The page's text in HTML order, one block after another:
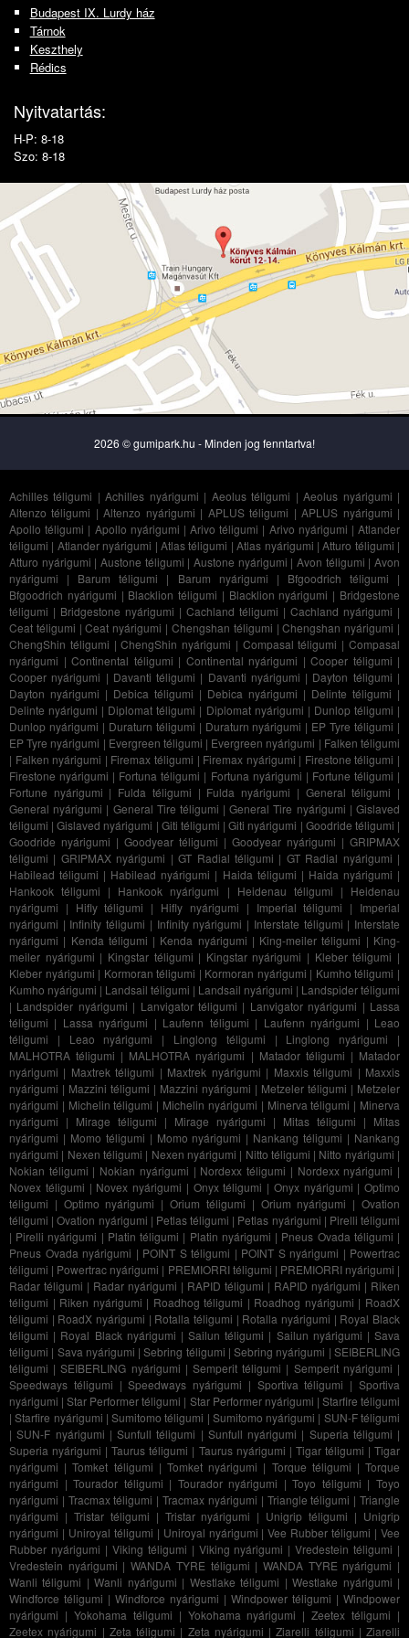
Budapest IX. Lurdy ház
Tárnok
Keszthely
Rédics
Nyitvatartás:
H-P: 8-18
Szo: 8-18
2026 © gumipark.hu - Minden jog fenntartva!
Achilles téligumi |Achilles nyárigumi | Aeolus téligumi |Aeolus nyárigumi |
Altenzo téligumi |Altenzo nyárigumi | APLUS téligumi |APLUS nyárigumi |
Apollo téligumi | Apollo nyárigumi |Arivo téligumi | Arivo nyárigumi |Atlander
téligumi | Atlander nyárigumi | Atlas téligumi |Atlas nyárigumi |Atturo téligumi |
Atturo nyárigumi |Austone téligumi |Austone nyárigumi |Avon téligumi |Avon
nyárigumi | Barum téligumi | Barum nyárigumi | Bfgoodrich téligumi |
Bfgoodrich nyárigumi | Blacklion téligumi | Blacklion nyárigumi | Bridgestone
téligumi | Bridgestone nyárigumi | Cachland téligumi | Cachland nyárigumi |
Ceat téligumi |Ceat nyárigumi | Chengshan téligumi |Chengshan nyárigumi |
ChengShin téligumi |ChengShin nyárigumi | Compasal téligumi |Compasal
nyárigumi | Continental téligumi | Continental nyárigumi | Cooper téligumi |
Cooper nyárigumi | Davanti téligumi | Davanti nyárigumi | Dayton téligumi |
Dayton nyárigumi | Debica téligumi | Debica nyárigumi | Delinte téligumi |
Delinte nyárigumi | Diplomat téligumi | Diplomat nyárigumi | Dunlop téligumi |
Dunlop nyárigumi | Duraturn téligumi | Duraturn nyárigumi | EP Tyre téligumi |
EP Tyre nyárigumi | Evergreen téligumi | Evergreen nyárigumi | Falken téligumi
| Falken nyárigumi | Firemax téligumi | Firemax nyárigumi | Firestone téligumi |
Firestone nyárigumi | Fortuna téligumi | Fortuna nyárigumi | Fortune téligumi |
Fortune nyárigumi | Fulda téligumi | Fulda nyárigumi | General téligumi |
General nyárigumi | General Tire téligumi |General Tire nyárigumi |Gislaved
téligumi |Gislaved nyárigumi | Giti téligumi |Giti nyárigumi | Goodride téligumi |
Goodride nyárigumi | Goodyear téligumi | Goodyear nyárigumi | GRIPMAX
téligumi | GRIPMAX nyárigumi |GT Radial téligumi | GT Radial nyárigumi |
Habilead téligumi | Habilead nyárigumi | Haida téligumi | Haida nyárigumi |
Hankook téligumi | Hankook nyárigumi | Heidenau téligumi | Heidenau
nyárigumi | Hifly téligumi | Hifly nyárigumi | Imperial téligumi | Imperial
nyárigumi | Infinity téligumi | Infinity nyárigumi | Interstate téligumi | Interstate
nyárigumi | Kenda téligumi | Kenda nyárigumi | King-meiler téligumi | King-
meiler nyárigumi | Kingstar téligumi | Kingstar nyárigumi | Kleber téligumi |
Kleber nyárigumi | Kormoran téligumi | Kormoran nyárigumi | Kumho téligumi |
Kumho nyárigumi | Landsail téligumi | Landsail nyárigumi | Landspider téligumi
| Landspider nyárigumi | Lanvigator téligumi | Lanvigator nyárigumi | Lassa
téligumi | Lassa nyárigumi | Laufenn téligumi | Laufenn nyárigumi | Leao
téligumi | Leao nyárigumi | Linglong téligumi | Linglong nyárigumi |
MALHOTRA téligumi | MALHOTRA nyárigumi | Matador téligumi | Matador
nyárigumi | Maxtrek téligumi | Maxtrek nyárigumi | Maxxis téligumi | Maxxis
nyárigumi | Mazzini téligumi | Mazzini nyárigumi | Metzeler téligumi | Metzeler
nyárigumi | Michelin téligumi | Michelin nyárigumi | Minerva téligumi | Minerva
nyárigumi | Mirage téligumi | Mirage nyárigumi | Mitas téligumi | Mitas
nyárigumi | Momo téligumi | Momo nyárigumi | Nankang téligumi | Nankang
nyárigumi | Nexen téligumi | Nexen nyárigumi | Nitto téligumi | Nitto nyárigumi |
Nokian téligumi | Nokian nyárigumi | Nordexx téligumi | Nordexx nyárigumi |
Novex téligumi | Novex nyárigumi | Onyx téligumi | Onyx nyárigumi | Optimo
téligumi | Optimo nyárigumi |Orium téligumi | Orium nyárigumi |Ovation
téligumi |Ovation nyárigumi | Petlas téligumi | Petlas nyárigumi | Pirelli téligumi
| Pirelli nyárigumi | Platin téligumi | Platin nyárigumi | Pneus Ovada téligumi |
Pneus Ovada nyárigumi | POINT S téligumi | POINT S nyárigumi | Powertrac
téligumi | Powertrac nyárigumi | PREMIORRI téligumi | PREMIORRI nyárigumi |
Radar téligumi | Radar nyárigumi | RAPID téligumi | RAPID nyárigumi | Riken
téligumi | Riken nyárigumi | Roadhog téligumi | Roadhog nyárigumi | RoadX
téligumi | RoadX nyárigumi | Rotalla téligumi | Rotalla nyárigumi | Royal Black
téligumi | Royal Black nyárigumi |Sailun téligumi | Sailun nyárigumi |Sava
téligumi | Sava nyárigumi |Sebring téligumi |Sebring nyárigumi |SEIBERLING
téligumi |SEIBERLING nyárigumi |Semperit téligumi | Semperit nyárigumi |
Speedways téligumi |Speedways nyárigumi | Sportiva téligumi |Sportiva
nyárigumi |Star Performer téligumi | Star Performer nyárigumi | Starfire téligumi
|Starfire nyárigumi |Sumitomo téligumi | Sumitomo nyárigumi | SUN-F téligumi
|SUN-F nyárigumi | Sunfull téligumi | Sunfull nyárigumi | Superia téligumi |
Superia nyárigumi |Taurus téligumi | Taurus nyárigumi | Tigar téligumi |Tigar
nyárigumi |Tomket téligumi | Tomket nyárigumi | Torque téligumi |Torque
nyárigumi |Tourador téligumi | Tourador nyárigumi |Toyo téligumi |Toyo
nyárigumi | Tracmax téligumi |Tracmax nyárigumi | Triangle téligumi |Triangle
nyárigumi | Tristar téligumi | Tristar nyárigumi | Unigrip téligumi | Unigrip
nyárigumi | Uniroyal téligumi | Uniroyal nyárigumi |Vee Rubber téligumi |Vee
Rubber nyárigumi | Viking téligumi | Viking nyárigumi |Vredestein téligumi |
Vredestein nyárigumi |WANDA TYRE téligumi | WANDA TYRE nyárigumi |
Wanli téligumi |Wanli nyárigumi | Westlake téligumi |Westlake nyárigumi |
Windforce téligumi | Windforce nyárigumi | Windpower téligumi | Windpower
nyárigumi | Yokohama téligumi | Yokohama nyárigumi |Zeetex téligumi |
Zeetex nyárigumi | Zeta téligumi | Zeta nyárigumi |Ziarelli téligumi | Ziarelli